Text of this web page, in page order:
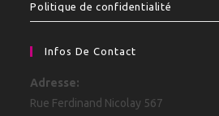
Politique de confidentialité
Infos De Contact
Adresse:
Rue Ferdinand Nicolay 567